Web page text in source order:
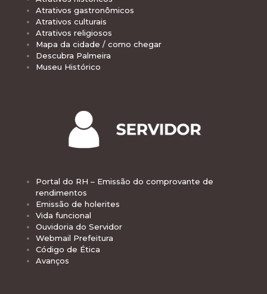
Atrativos gastronômicos
Atrativos culturais
Atrativos religiosos
Mapa da cidade / como chegar
Descubra Palmeira
Museu Histórico
Portal do RH – Emissão do comprovante de
rendimentos
Emissão de holerites
Vida funcional
Ouvidoria do Servidor
Webmail Prefeitura
Código de Ética
Avanços